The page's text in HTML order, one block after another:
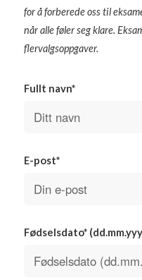
for å forberede oss til
når alle føler seg klare.
flervalgsoppgaver.
Fullt navn*
E-post*
Fødselsdato*